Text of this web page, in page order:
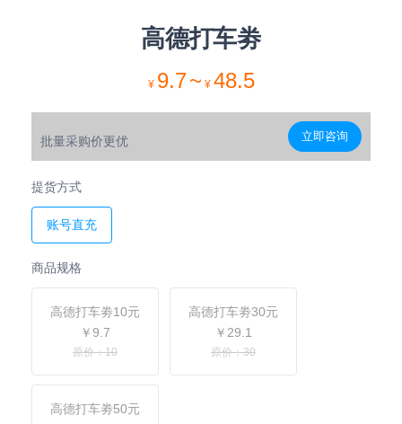
高德打车劵
¥ 9.7~ ¥ 48.5
批量采购价更优 立即咨询
提货方式
账号直充
商品规格
高德打车劵10元
￥9.7
原价：10
高德打车劵30元
￥29.1
原价：30
高德打车劵50元